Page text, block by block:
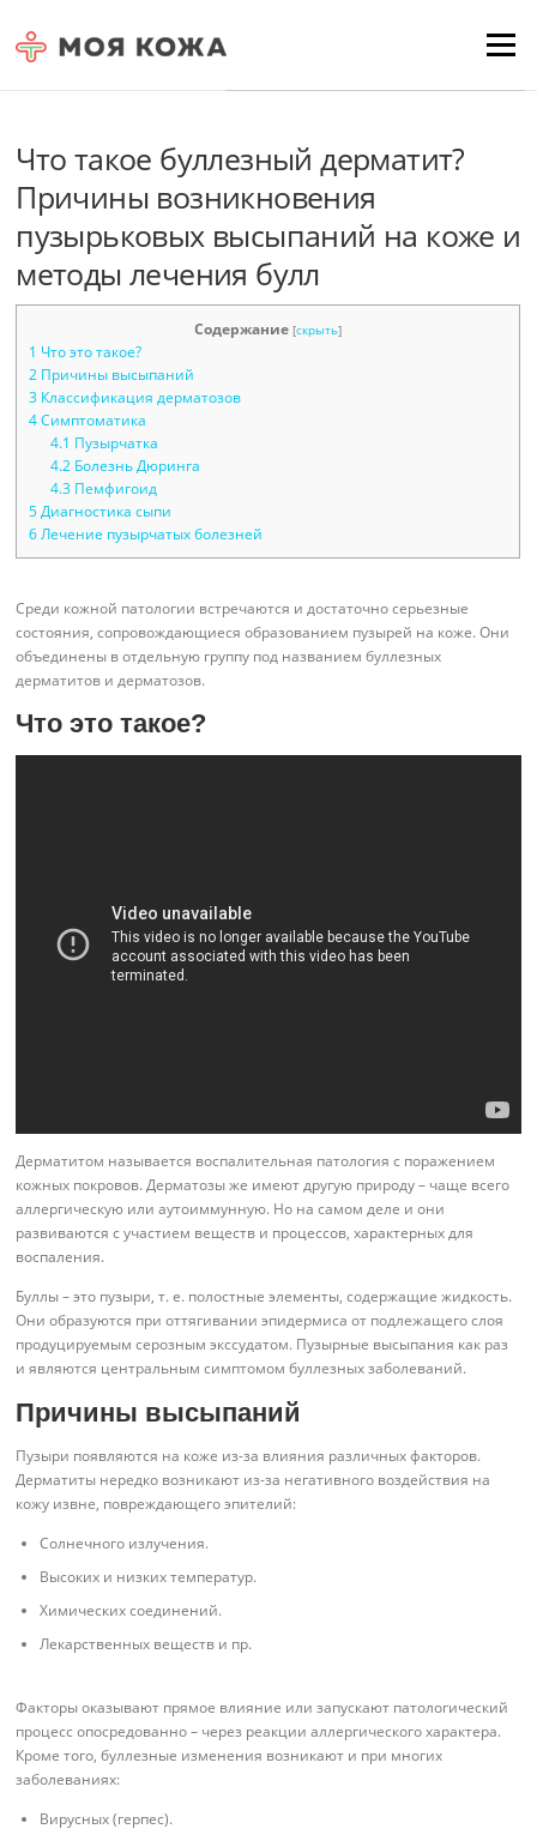
Menu
Что такое буллезный дерматит?
Причины возникновения
пузырьковых высыпаний на коже и
методы лечения булл
Содержание [скрыть]
1 Что это такое?
2 Причины высыпаний
3 Классификация дерматозов
4 Симптоматика
4.1 Пузырчатка
4.2Болезнь Дюринга
4.3Пемфигоид
5 Диагностика сыпи
6 Лечение пузырчатых болезней
Среди кожной патологии встречаются и достаточно серьезные
состояния, сопровождающиеся образованием пузырей на коже. Они
объединены в отдельную группу под названием буллезных
дерматитов и дерматозов.
Что это такое?
Дерматитом называется воспалительная патология с поражением
кожных покровов. Дерматозы же имеют другую природу – чаще всего
аллергическую или аутоиммунную. Но на самом деле и они
развиваются с участием веществ и процессов, характерных для
воспаления.
Буллы – это пузыри, т. е. полостные элементы, содержащие жидкость.
Они образуются при оттягивании эпидермиса от подлежащего слоя
продуцируемым серозным экссудатом. Пузырные высыпания как раз
и являются центральным симптомом буллезных заболеваний.
Причины высыпаний
Пузыри появляются на коже из-за влияния различных факторов.
Дерматиты нередко возникают из-за негативного воздействия на
кожу извне, повреждающего эпителий:
Солнечного излучения.
Высоких и низких температур.
Химических соединений.
Лекарственных веществ и пр.
Факторы оказывают прямое влияние или запускают патологический
процесс опосредованно – через реакции аллергического характера.
Кроме того, буллезные изменения возникают и при многих
заболеваниях:
Вирусных (герпес).
Для любых предложений по